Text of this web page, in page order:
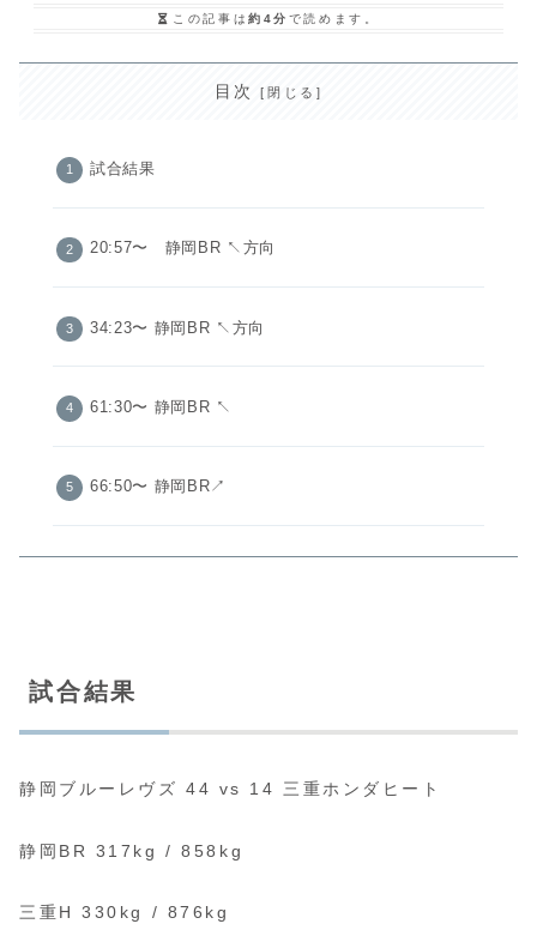
この記事は約4分 で読めます。
目次
試合結果
20:57〜 静岡BR ↖️方向
34:23〜 静岡BR ↖️方向
61:30〜 静岡BR ↖️
66:50〜 静岡BR↗️
試合結果
静岡ブルーレヴズ 44 vs 14 三重ホンダヒート
静岡BR 317kg / 858kg
三重H 330kg / 876kg